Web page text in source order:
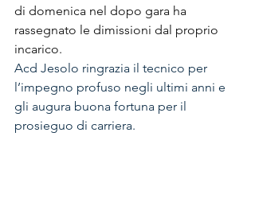
di domenica nel dopo gara ha
rassegnato le dimissioni dal proprio
incarico.
Acd Jesolo ringrazia il tecnico per
l’impegno profuso negli ultimi anni e
gli augura buona fortuna per il
prosieguo di carriera.